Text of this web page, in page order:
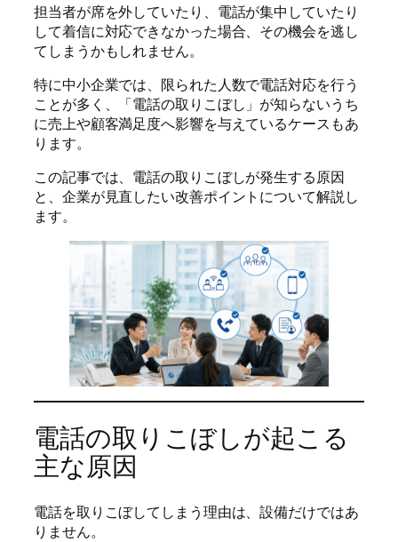
担当者が席を外していたり、電話が集中していたり
して着信に対応できなかった場合、その機会を逃し
てしまうかもしれません。
特に中小企業では、限られた人数で電話対応を行う
ことが多く、「電話の取りこぼし」が知らないうち
に売上や顧客満足度へ影響を与えているケースもあ
ります。
この記事では、電話の取りこぼしが発生する原因
と、企業が見直したい改善ポイントについて解説し
ます。
電話の取りこぼしが起こる
主な原因
電話を取りこぼしてしまう理由は、設備だけではあ
りません。